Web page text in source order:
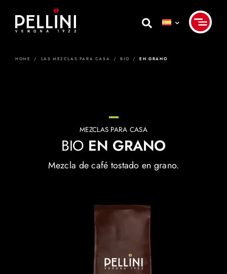
content
HOME / LAS MEZCLAS PARA CASA / BIO / EN GRANO
MEZCLAS PARA CASA
BIO EN GRANO
Mezcla de café tostado en grano.